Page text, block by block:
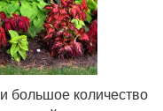
большое количество